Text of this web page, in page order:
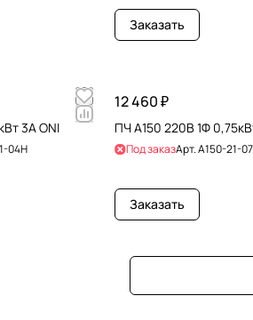
Заказать
3А ONI
04H
12 460 ₽
ПЧ A150 220В 1Ф
Под заказАрт.A150-21-
Заказать